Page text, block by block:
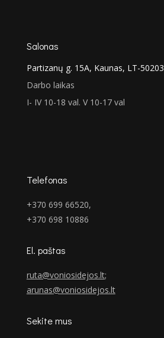
Salonas
Partizanų g. 15A, Kaunas, LT-50203
Darbo laikas
I- IV 10-18 val. V 10-17 val
Telefonas
+370 699 66520,
+370 698 10886
El. paštas
ruta@voniosidejos.lt;
arunas@voniosidejos.lt
Sekite mus